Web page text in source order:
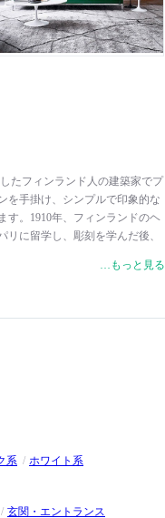
たフィンランド人の建築家でプ
を手掛け、シンプルで印象的な
す。1910年、フィンランドのヘ
に留学し、彫刻を学んだ後、
チャールズとレイ・イームズに
イナーのフローレンス・ノル
えています。フローレンスが
る「チューリップ･チェア」
逝去した後に事務所名を改称
建築を確立させ、一世を風靡
…もっと見る
系 ホワイト系
玄関・エントランス